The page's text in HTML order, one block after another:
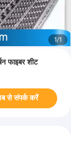
1/1
फाइबर शीट
से संपर्क करें